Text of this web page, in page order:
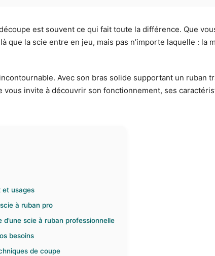
est souvent ce qui fait toute la différence. Que
que la scie entre en jeu, mais pas n’importe laquelle : la
Avec son bras solide supportant un ruban
vous invite à découvrir son fonctionnement, ses
et usages
à ruban pro
scie à ruban professionnelle
besoins
de coupe